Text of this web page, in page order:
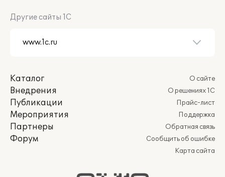
Другие сайты 1С
Каталог
Внедрения
Публикации
Мероприятия
Партнеры
Форум
О сайте
О решениях 1С
Прайс-лист
Поддержка
Обратная связь
Сообщить об ошибке
Карта сайта